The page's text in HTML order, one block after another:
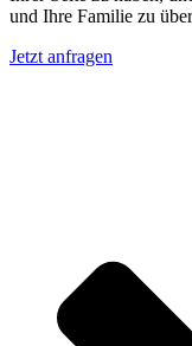
und Ihre Familie zu
Jetzt anfragen